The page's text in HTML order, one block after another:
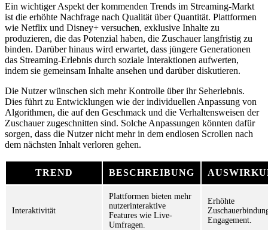
Ein wichtiger Aspekt der kommenden Trends im Streaming-Markt
ist die erhöhte Nachfrage nach Qualität über Quantität. Plattformen
wie Netflix und Disney+ versuchen, exklusive Inhalte zu
produzieren, die das Potenzial haben, die Zuschauer langfristig zu
binden. Darüber hinaus wird erwartet, dass jüngere Generationen
das Streaming-Erlebnis durch soziale Interaktionen aufwerten,
indem sie gemeinsam Inhalte ansehen und darüber diskutieren.
Die Nutzer wünschen sich mehr Kontrolle über ihr Seherlebnis.
Dies führt zu Entwicklungen wie der individuellen Anpassung von
Algorithmen, die auf den Geschmack und die Verhaltensweisen der
Zuschauer zugeschnitten sind. Solche Anpassungen könnten dafür
sorgen, dass die Nutzer nicht mehr in dem endlosen Scrollen nach
dem nächsten Inhalt verloren gehen.
TREND BESCHREIBUNG
Interaktivität
Plattformen bieten mehr
nutzerinteraktive
Features wie Live-
Umfragen.
Erhöhte
Engagement.